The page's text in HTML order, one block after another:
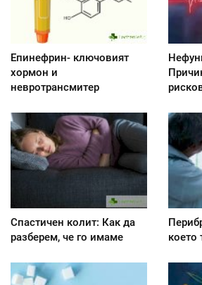
Епинефрин- ключовият
хормон и
невротрансмитер
Спастичен колит: Как да
разберем, че го имаме
което